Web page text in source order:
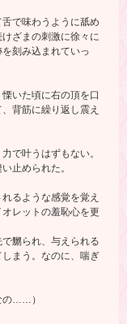
で味わうように舐め
ざまの刺激に徐々に
刻み込まれていっ
いた頃に右の頂を口
背筋に繰り返し震え
で叶うはずもない。
止められた。
るような感覚を覚え
レットの羞恥心を更
嬲られ、与えられる
まう。なのに、喘ぎ
……）